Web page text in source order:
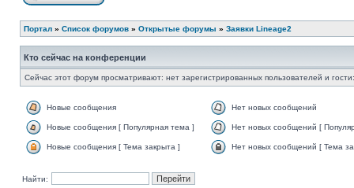
Портал » Список форумов » Открытые форумы » Заявки Lineage2
Кто сейчас на конференции
Сейчас этот форум просматривают: нет зарегистрированных пользователей и
Новые сообщения Нет новых сообщений
Новые сообщения [ Популярная тема ] Нет новых сообщений [
Новые сообщения [ Тема закрыта ] Нет новых сообщений [ Тема
Найти: